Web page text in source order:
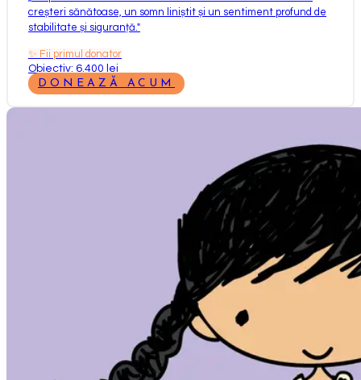
creșteri sănătoase, un somn liniștit și un sentiment profund de
stabilitate și siguranță. "
✨ Fii primul donator
Obiectiv: 6.400 lei
DONEAZĂ ACUM